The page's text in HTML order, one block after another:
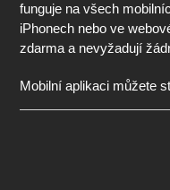
funguje na všech
iPhonech nebo ve
zdarma a nevyžadují
Mobilní aplikaci můžete